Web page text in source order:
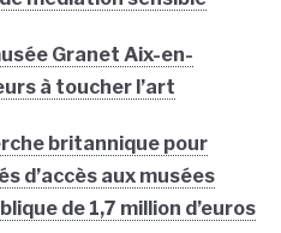
Granet Aix-en-
à toucher l’art
britannique pour
d’accès aux musées
de 1,7 million d’euros